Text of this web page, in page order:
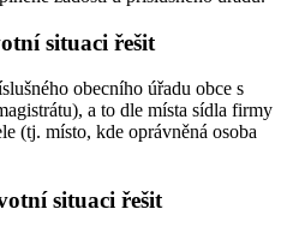
situaci řešit
obecního úřadu obce s
a to dle místa sídla firmy
(tj. místo, kde oprávněná osoba
situaci řešit